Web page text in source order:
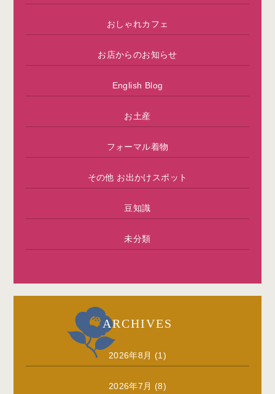
おしゃれカフェ
お店からのお知らせ
English Blog
お土産
フォーマル着物
その他 お出かけスポット
豆知識
未分類
ARCHIVES
2026年8月 (1)
2026年7月 (8)